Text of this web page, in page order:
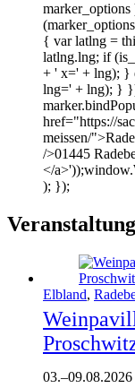
marker_options
{ var latlng =
latlng.lng; if
+ ' x=' + lng); }
lng=' + lng); }
href="https://
meissen/
/>01445
</
); });
Elbland,
03.–09.08.2026